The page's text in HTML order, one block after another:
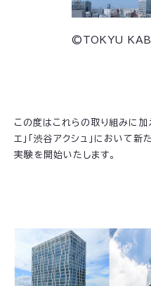
©TOKYU
この度はこれらの取り組みに加
エ」「渋谷アクシュ」におい
実験を開始いたします。